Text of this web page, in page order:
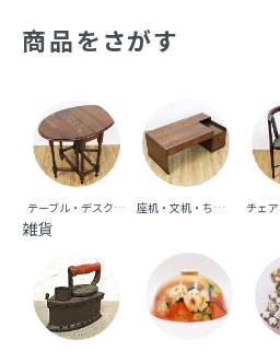
す。
商品をさがす
テーブル・デスク・机 座机・文机・ちゃぶ台
雑貨